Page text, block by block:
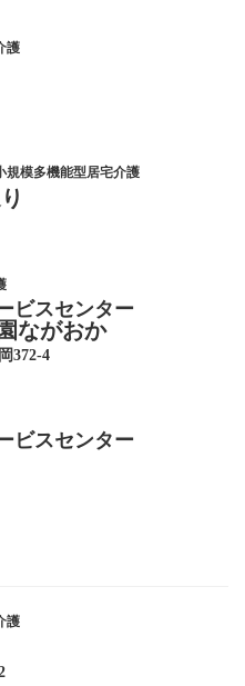
護
規模多機能型居宅介護
ビスセンター
ながおか
372-4
ビスセンター
護